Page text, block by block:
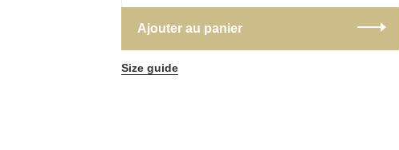
Ajouter au panier
Size guide